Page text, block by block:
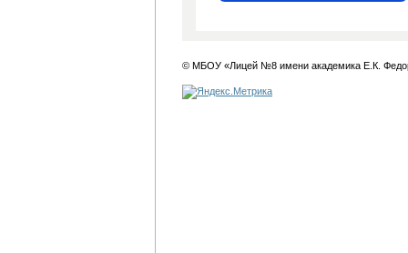
© МБОУ «Лицей №8 имени академика Е.К.